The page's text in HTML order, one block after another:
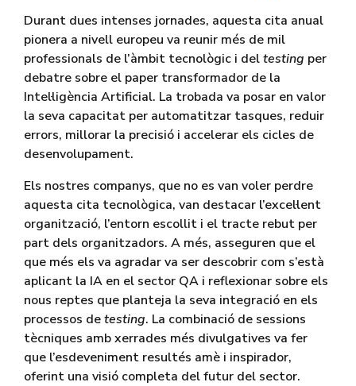
Durant dues intenses jornades, aquesta cita anual
pionera a nivell europeu va reunir més de mil
professionals de l’àmbit tecnològic i deltesting per
debatre sobre el paper transformador de la
Intel·ligència Artificial. La trobada va posar en valor
la seva capacitat per automatitzar tasques, reduir
errors, millorar la precisió i accelerar els cicles de
desenvolupament.
Els nostres companys, que no es van voler perdre
aquesta cita tecnològica, van destacar l’excel·lent
organització, l’entorn escollit i el tracte rebut per
part dels organitzadors. A més, asseguren que el
que més els va agradar va ser descobrir com s’està
aplicant la IA en el sector QA i reflexionar sobre els
nous reptes que planteja la seva integració en els
processos detesting. La combinació de sessions
tècniques amb xerrades més divulgatives va fer
que l’esdeveniment resultés amè i inspirador,
oferint una visió completa del futur del sector.